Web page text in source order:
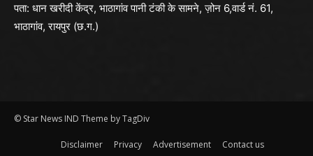
पता: धान खरीदी केंद्र, भाठागांव पानी टंकी के सामने, ज़ोन 6,वार्ड नं. 61,
भाठागांव, रायपुर (छ.ग.)
© Star News IND Theme by TagDiv
Disclaimer Privacy Advertisement Contact us